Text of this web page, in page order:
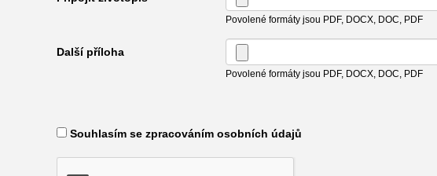
Povolené formáty jsou PDF, DOCX, DOC, PDF
Další příloha
Povolené formáty jsou PDF, DOCX, DOC, PDF
​ Souhlasím se zpracováním osobních údajů